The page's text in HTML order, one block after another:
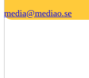
media@mediao.se